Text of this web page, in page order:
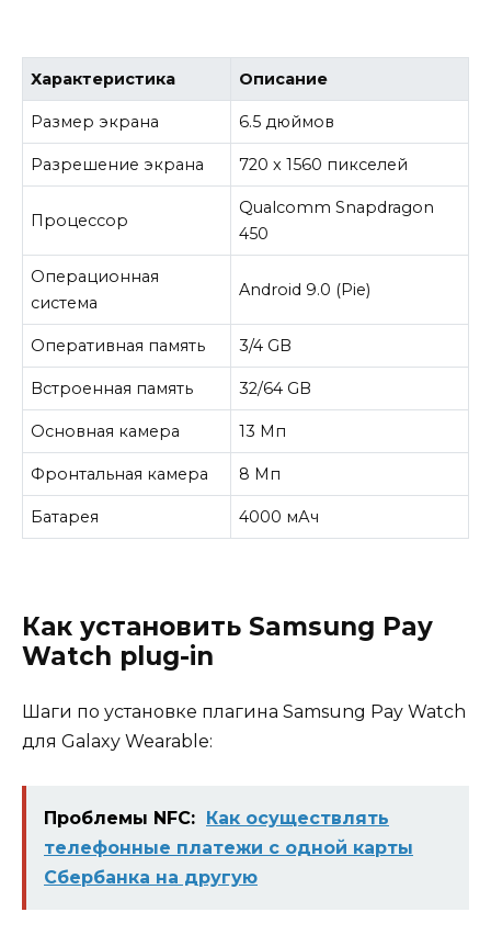
Характеристика Описание
Размер экрана 6.5 дюймов
Разрешение экрана 720 x 1560 пикселей
Процессор
Qualcomm Snapdragon
450
Операционная
система
Android 9.0 (Pie)
Оперативная память 3/4 GB
Встроенная память 32/64 GB
Основная камера 13 Мп
Фронтальная камера 8 Мп
Батарея 4000 мАч
Как установить Samsung Pay
Watch plug-in
Шаги по установке плагина Samsung Pay Watch
для Galaxy Wearable:
Проблемы NFC:
Как осуществлять
телефонные платежи с одной карты
Сбербанка на другую